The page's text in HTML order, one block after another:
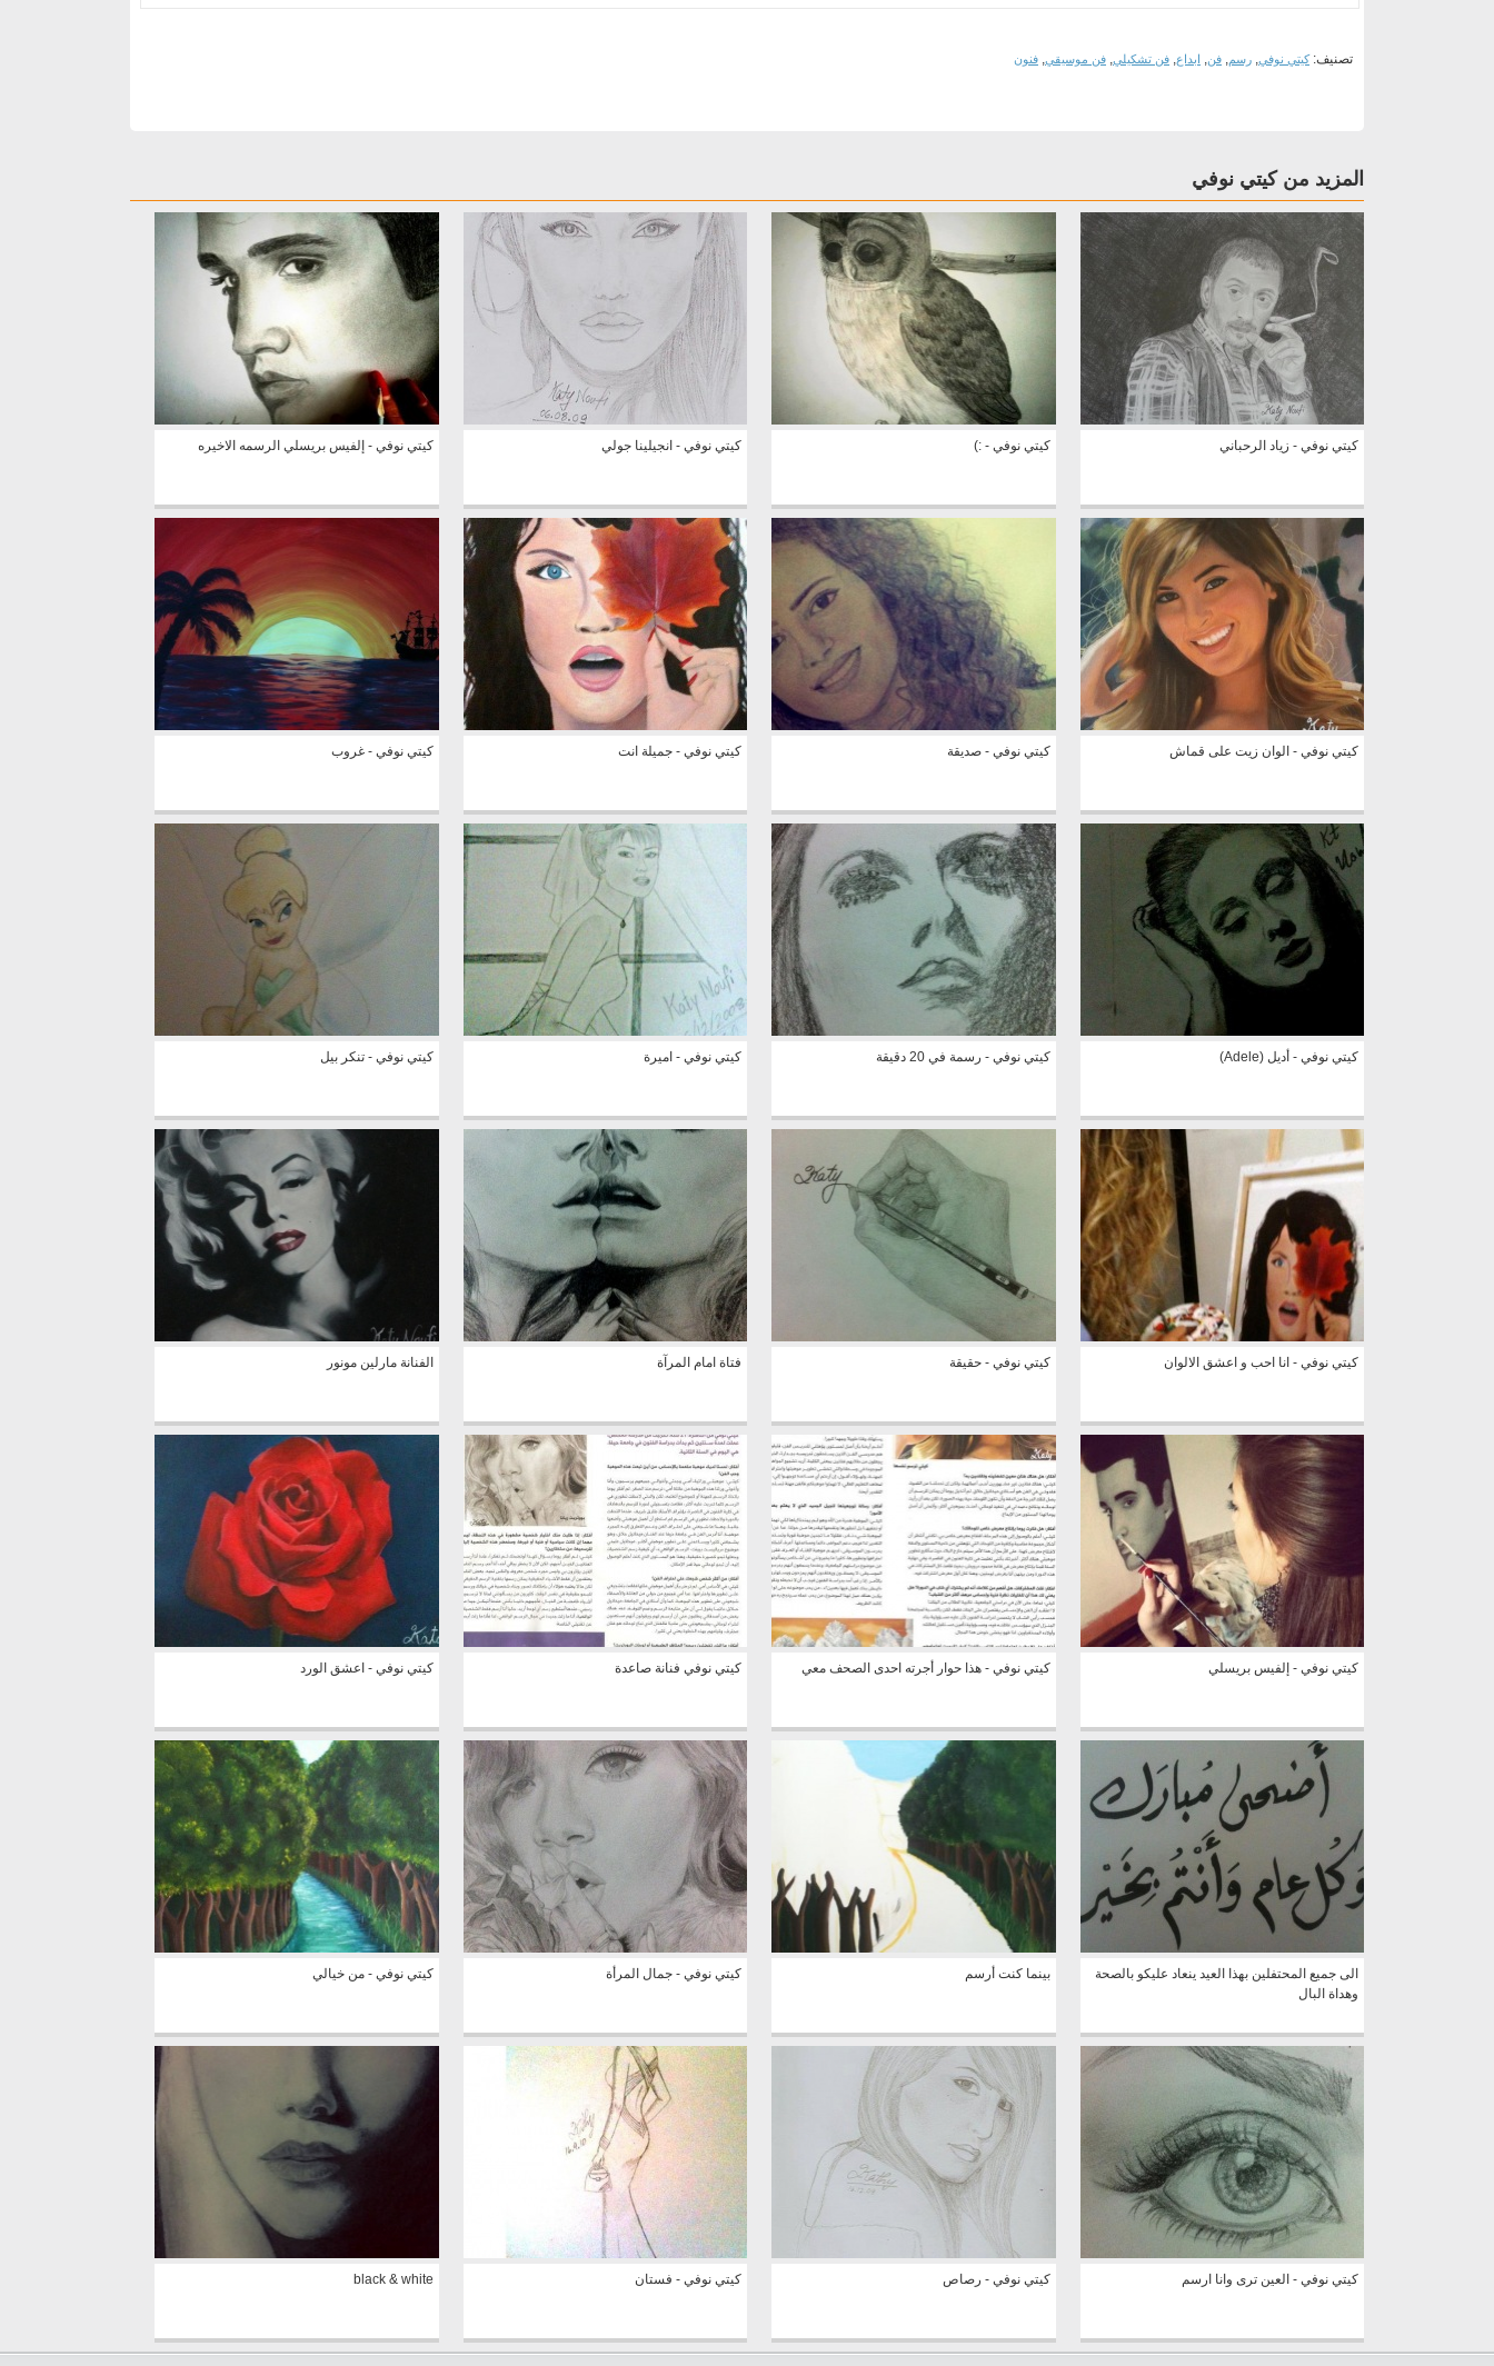
تصنيف:كيتي نوفي, رسم, فن, ابداع, فن تشكيلي, فن موسيقي, فنون
المزيد من كيتي نوفي
كيتي نوفي - زياد الرحباني كيتي نوفي - :) كيتي نوفي - انجيلينا جولي كيتي نوفي - إلفيس بريسلي الرسمه الاخيره
كيتي نوفي - الوان زيت على قماش كيتي نوفي - صديقة كيتي نوفي - جميلة انت كيتي نوفي - غروب
كيتي نوفي - أديل (Adele) كيتي نوفي - رسمة في 20 دقيقة كيتي نوفي - اميرة كيتي نوفي - تنكر بيل
كيتي نوفي - انا احب و اعشق الالوان كيتي نوفي - حقيقة فتاة امام المرآة الفنانة مارلين مونور
كيتي نوفي - إلفيس بريسلي كيتي نوفي - هذا حوار أجرته احدى الصحف معي كيتي نوفي فنانة صاعدة كيتي نوفي - اعشق الورد
الى جميع المحتفلين بهذا العيد ينعاد عليكو بالصحة
وهداة البال
بينما كنت أرسم كيتي نوفي - جمال المرأة كيتي نوفي - من خيالي
كيتي نوفي - العين ترى وانا ارسم كيتي نوفي - رصاص كيتي نوفي - فستان black & white